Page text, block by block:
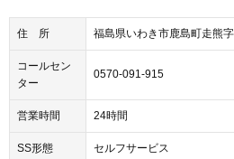
住 所 福島県いわき市鹿島町走熊
コールセン
ター
0570-091-915
営業時間 24時間
SS形態 セルフサービス